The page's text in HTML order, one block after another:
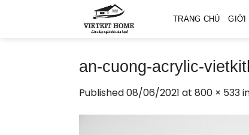
TRANG CHỦ GIỚI
an-cuong-acrylic-
Published08/06/2021 at 800 × 533